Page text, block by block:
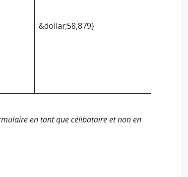
&dollar;58,879}
en tant que célibataire et non en